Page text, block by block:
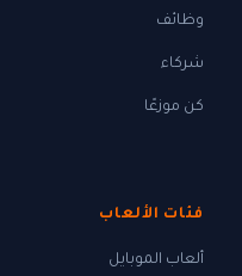
وظائف
شركاء
كن موزعًا
فئات الألعاب
ألعاب الموبايل